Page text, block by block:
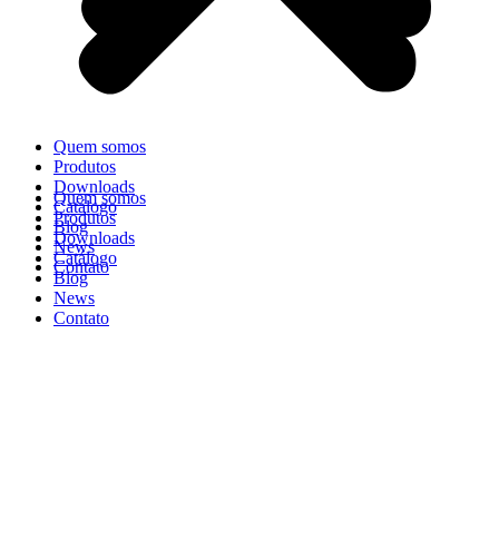
Quem somos
Produtos
Downloads
Catálogo
Blog
News
Contato
Quem somos
Produtos
Downloads
Catálogo
Blog
News
Contato